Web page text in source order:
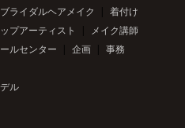
ブライダルヘアメイク
着付け
プアーティスト
メイク講師
ルセンター 企画
事務
ル